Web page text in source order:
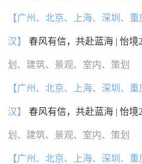
【广州、北京、上海、深圳、
汉】 春风有信，共赴蓝海 | 怡
划、建筑、景观、室内、策划
【广州、北京、上海、深圳、
汉】 春风有信，共赴蓝海 | 怡
划、建筑、景观、室内、策划
【广州、北京、上海、深圳、